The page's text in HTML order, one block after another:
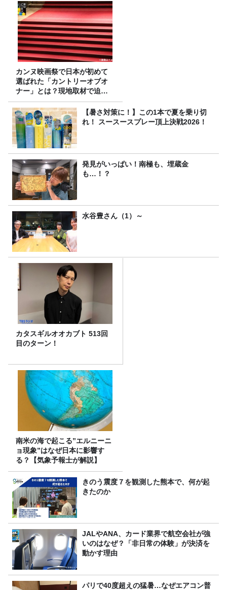
カンヌ映画祭で日本が初めて
選ばれた「カントリーオブオ
ナー」とは？現地取材で迫る
選出の意味
【暑さ対策に！】この1本で夏を乗り切
れ！ スースースプレー頂上決戦2026！
発見がいっぱい！南極も、埋蔵金
も…！？
水谷豊さん（1）～
カタスギルオオカブト 513回
目のターン！
南米の海で起こる”エルニーニ
ョ現象”はなぜ日本に影響す
る？【気象予報士が解説】
きのう震度７を観測した熊本で、何が起
きたのか
JALやANA、カード業界で航空会社が強
いのはなぜ？「非日常の体験」が決済を
動かす理由
パリで40度超えの猛暑…なぜエアコン普